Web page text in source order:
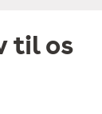
til os